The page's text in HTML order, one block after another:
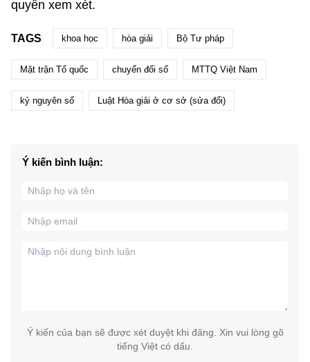
quyền xem xét.
TAGS khoa học hòa giải Bộ Tư pháp
Mặt trận Tổ quốc chuyển đổi số MTTQ Việt Nam
kỷ nguyên số Luật Hòa giải ở cơ sở (sửa đổi)
Ý kiến bình luận:
Ý kiến của bạn sẽ được xét duyệt khi đăng. Xin vui lòng gõ
tiếng Việt có dấu.